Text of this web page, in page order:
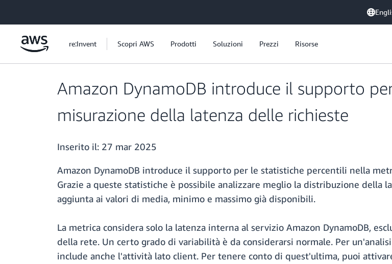
re:Invent Scopri AWS Prodotti Soluzioni Prezzi Risorse
Amazon DynamoDB introduce il supporto
misurazione della latenza delle richieste
Inserito il: 27 mar 2025
Amazon DynamoDB introduce il supporto per le statistiche percentili nella
Grazie a queste statistiche è possibile analizzare meglio la distribuzione della
aggiunta ai valori di media, minimo e massimo già disponibili.
La metrica considera solo la latenza interna al servizio Amazon DynamoDB,
della rete. Un certo grado di variabilità è da considerarsi normale. Per
include anche l'attività lato client. Per tenere conto di quest'ultima, puoi